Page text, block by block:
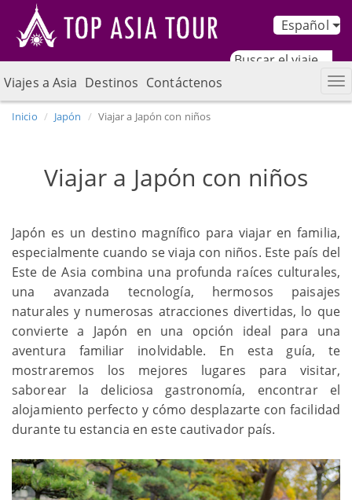
Español
Viajes a Asia Destinos Contáctenos
Inicio Japón Viajar a Japón con niños
Viajar a Japón con niños
Japón es un destino magnífico para viajar en familia,
especialmente cuando se viaja con niños. Este país del
Este de Asia combina una profunda raíces culturales,
una avanzada tecnología, hermosos paisajes
naturales y numerosas atracciones divertidas, lo que
convierte a Japón en una opción ideal para una
aventura familiar inolvidable. En esta guía, te
mostraremos los mejores lugares para visitar,
saborear la deliciosa gastronomía, encontrar el
alojamiento perfecto y cómo desplazarte con facilidad
durante tu estancia en este cautivador país.